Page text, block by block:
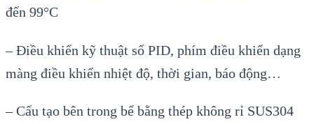
đến 99°C
– Điều khiển kỹ thuật số PID, phím điều khiển dạng
màng điều khiển nhiệt độ, thời gian, báo động…
– Cấu tạo bên trong bể bằng thép không rỉ SUS304